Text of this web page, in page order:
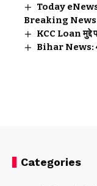
Today
Breaking
KCC Loan मुद्दे
Bihar News: 42
Categories